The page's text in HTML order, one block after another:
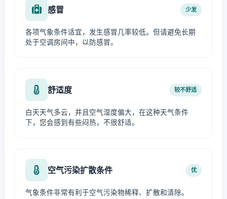
感冒 少发
各项气象条件适宜，发生感冒几率较低。但请避免长期
处于空调房间中，以防感冒。
舒适度 较不舒适
白天天气多云，并且空气湿度偏大，在这种天气条件
下，您会感到有些闷热，不很舒适。
空气污染扩散条件 优
气象条件非常有利于空气污染物稀释、扩散和清除。